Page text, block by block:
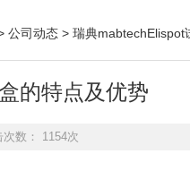
公司动态 > 瑞典mabtechElispot
的特点及优势
数： 1154次